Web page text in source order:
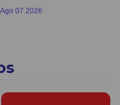
07 2026